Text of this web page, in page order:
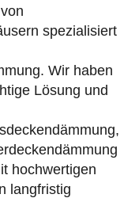
spezialisiert
Wir haben
Lösung und
hochwertigen
langfristig